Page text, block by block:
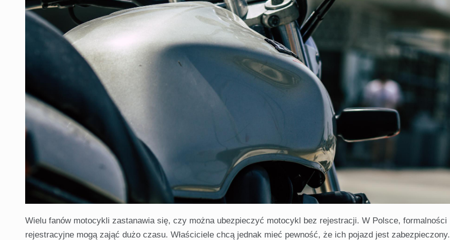
Wielu fanów motocykli zastanawia się, czy można ubezpieczyć motocykl bez rejestracji. W Polsce, formalności
rejestracyjne mogą zająć dużo czasu. Właściciele chcą jednak mieć pewność, że ich pojazd jest zabezpieczony.